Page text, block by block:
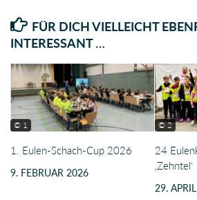
FÜR DICH VIELLEICHT
INTERESSANT …
© 1
1. Eulen-Schach-Cup 2026
9. FEBRUAR 2026
© 2
24
‚Zehntel‘
29.